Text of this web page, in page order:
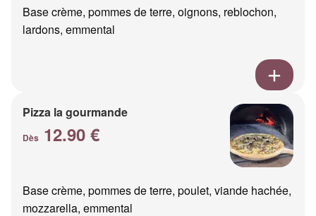
Base crème, pommes de terre, oignons, reblochon,
lardons, emmental
Pizza la gourmande
Dès 12.90 €
Base crème, pommes de terre, poulet, viande hachée,
mozzarella, emmental